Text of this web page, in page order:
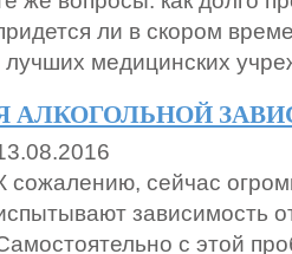
ли в скором
медицинских
АЛКОГОЛЬНОЙ
сожалению, сейчас
зависимость
с этой